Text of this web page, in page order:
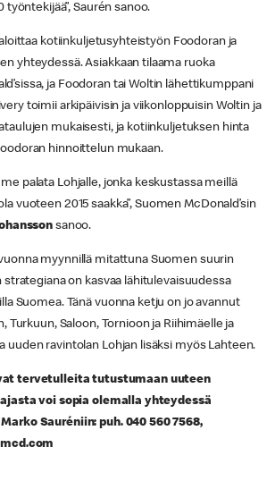
Saurén sanoo.
kotiinkuljetusyhteistyön Foodoran ja
yhteydessä. Asiakkaan tilaama ruoka
ja Foodoran tai Woltin lähettikumppani
toimii arkipäivisin ja viikonloppuisin Woltin ja
mukaisesti, ja kotiinkuljetuksen hinta
hinnoittelun mukaan.
palata Lohjalle, jonka keskustassa meillä
vuoteen 2015 saakka”, Suomen McDonald’sin
sanoo.
myynnillä mitattuna Suomen suurin
strategiana on kasvaa lähitulevaisuudessa
Suomea. Tänä vuonna ketju on jo avannut
Turkuun, Saloon, Tornioon ja Riihimäelle ja
uuden ravintolan Lohjan lisäksi myös Lahteen.
tervetulleita tutustumaan uuteen
voi sopia olemalla yhteydessä
Sauréniin: puh. 040 560 7568,